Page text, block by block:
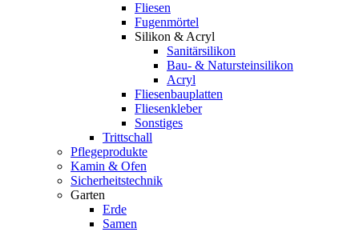
Fliesen
Fugenmörtel
Silikon & Acryl
Sanitärsilikon
Bau- & Natursteinsilikon
Acryl
Fliesenbauplatten
Fliesenkleber
Sonstiges
Trittschall
Pflegeprodukte
Kamin & Ofen
Sicherheitstechnik
Garten
Erde
Samen